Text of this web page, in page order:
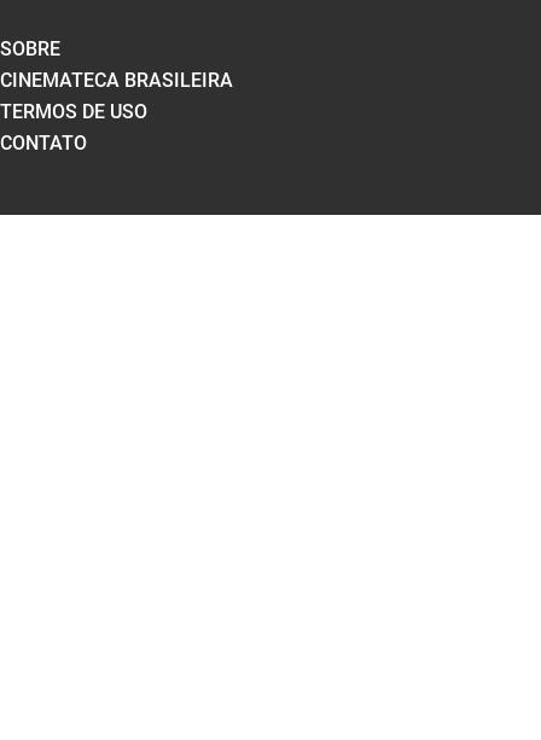
SOBRE
CINEMATECA BRASILEIRA
TERMOS DE USO
CONTATO